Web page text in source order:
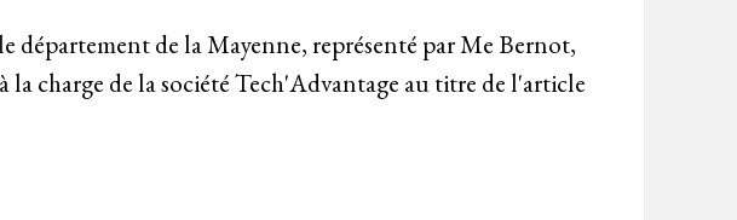
département de la Mayenne, représenté par Me Bernot,
la charge de la société Tech'Advantage au titre de l'article